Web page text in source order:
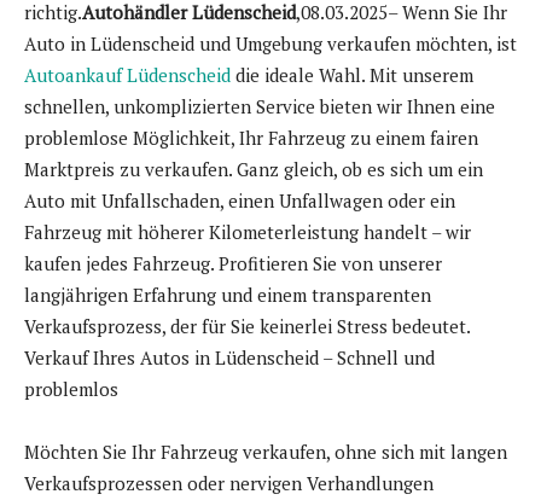
richtig.Autohändler Lüdenscheid,08.03.2025– Wenn Sie Ihr
Auto in Lüdenscheid und Umgebung verkaufen möchten, ist
Autoankauf Lüdenscheid die ideale Wahl. Mit unserem
schnellen, unkomplizierten Service bieten wir Ihnen eine
problemlose Möglichkeit, Ihr Fahrzeug zu einem fairen
Marktpreis zu verkaufen. Ganz gleich, ob es sich um ein
Auto mit Unfallschaden, einen Unfallwagen oder ein
Fahrzeug mit höherer Kilometerleistung handelt – wir
kaufen jedes Fahrzeug. Profitieren Sie von unserer
langjährigen Erfahrung und einem transparenten
Verkaufsprozess, der für Sie keinerlei Stress bedeutet.
Verkauf Ihres Autos in Lüdenscheid – Schnell und
problemlos
Möchten Sie Ihr Fahrzeug verkaufen, ohne sich mit langen
Verkaufsprozessen oder nervigen Verhandlungen